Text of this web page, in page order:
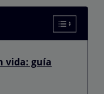
vida: guía